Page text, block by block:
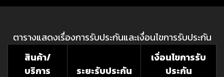
ตารางแสดงเรื่องการรับประกันและเงื่อนไขการรับประกัน
สินค้า/
บริการ
ระยะรับประกัน
เงื่อนไขการรับ
ประกัน